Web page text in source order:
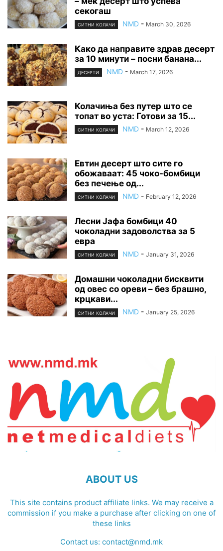
секогаш
СИТНИ КОЛАЧИ NMD - March 30, 2026
Како да направите здрав десерт
за 10 минути – посни банана...
ДЕСЕРТИ NMD - March 17, 2026
Колачиња без путер што се
топат во уста: Готови за 15...
СИТНИ КОЛАЧИ NMD - March 12, 2026
Евтин десерт што сите го
обожаваат: 45 чоко-бомбици
без печење од...
СИТНИ КОЛАЧИ NMD - February 12, 2026
Лесни Јафа бомбици 40
чоколадни задоволства за 5
евра
СИТНИ КОЛАЧИ NMD - January 31, 2026
Домашни чоколадни бисквити
од овес со ореви – без брашно,
крцкави...
СИТНИ КОЛАЧИ NMD - January 25, 2026
ABOUT US
This site contains product affiliate links. We may receive a
commission if you make a purchase after clicking on one of
these links
Contact us: contact@nmd.mk